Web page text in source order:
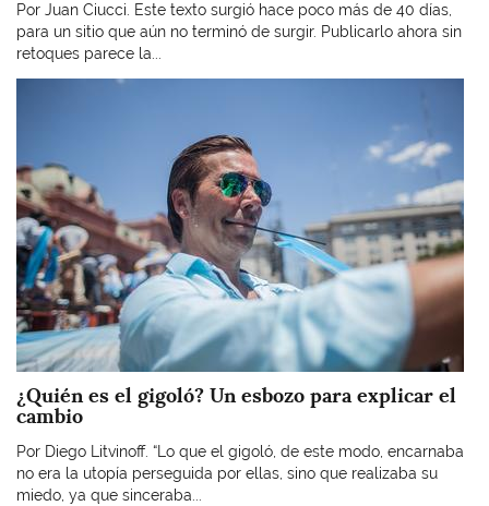
Por Juan Ciucci. Este texto surgió hace poco más de 40 días,
para un sitio que aún no terminó de surgir. Publicarlo ahora sin
retoques parece la...
¿Quién es el gigoló? Un esbozo para explicar el
cambio
Por Diego Litvinoff. “Lo que el gigoló, de este modo, encarnaba
no era la utopía perseguida por ellas, sino que realizaba su
miedo, ya que sinceraba...